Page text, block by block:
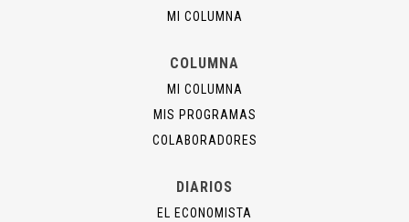
MI COLUMNA
COLUMNA
MI COLUMNA
MIS PROGRAMAS
COLABORADORES
DIARIOS
EL ECONOMISTA